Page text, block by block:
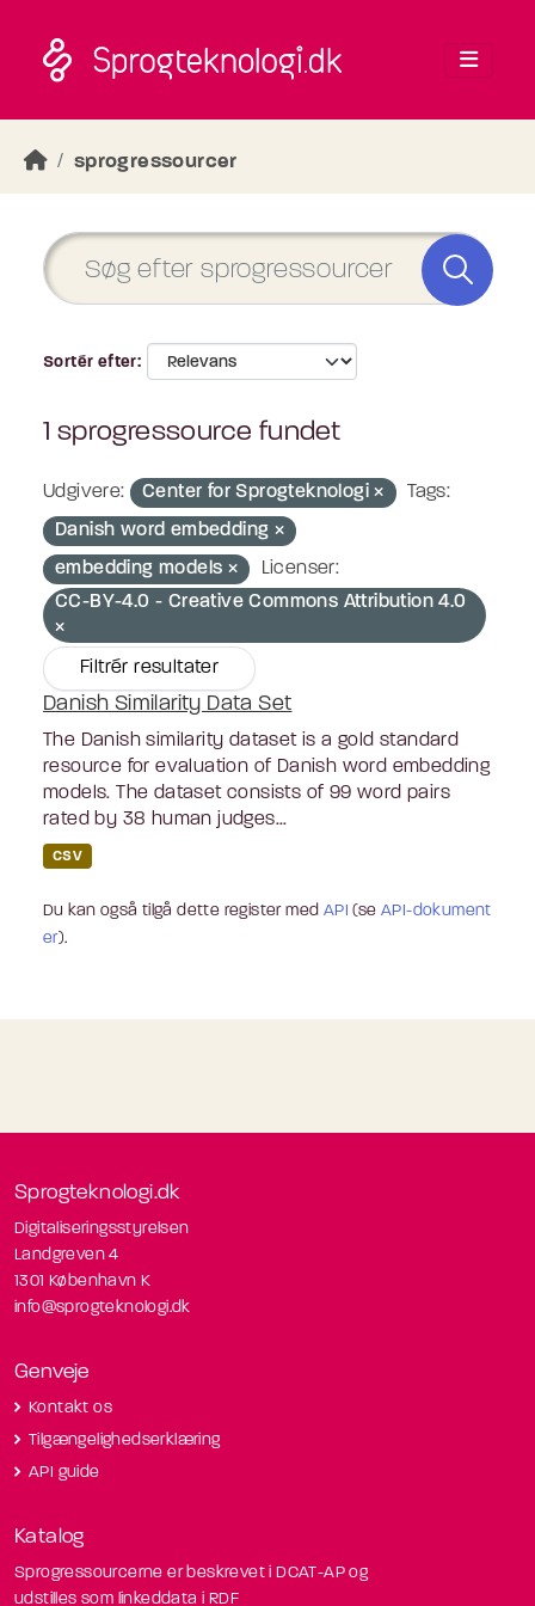
sprogressourcer
Sortér efter
1 sprogressource fundet
Udgivere: Center for Sprogteknologi
Tags:
Danish word embedding
embedding models
Licenser:
CC-BY-4.0 - Creative Commons Attribution 4.0
Filtrér resultater
Danish Similarity Data Set
The Danish similarity dataset is a gold standard
resource for evaluation of Danish word embedding
models. The dataset consists of 99 word pairs
rated by 38 human judges...
CSV
Du kan også tilgå dette register med API (seAPI-dokument
er).
Sprogteknologi.dk
Digitaliseringsstyrelsen
Landgreven 4
1301 København K
info@sprogteknologi.dk
Genveje
Kontakt os
Tilgængelighedserklæring
API guide
Katalog
Sprogressourcerne er beskrevet i DCAT-AP og
udstilles som linkeddata i RDF